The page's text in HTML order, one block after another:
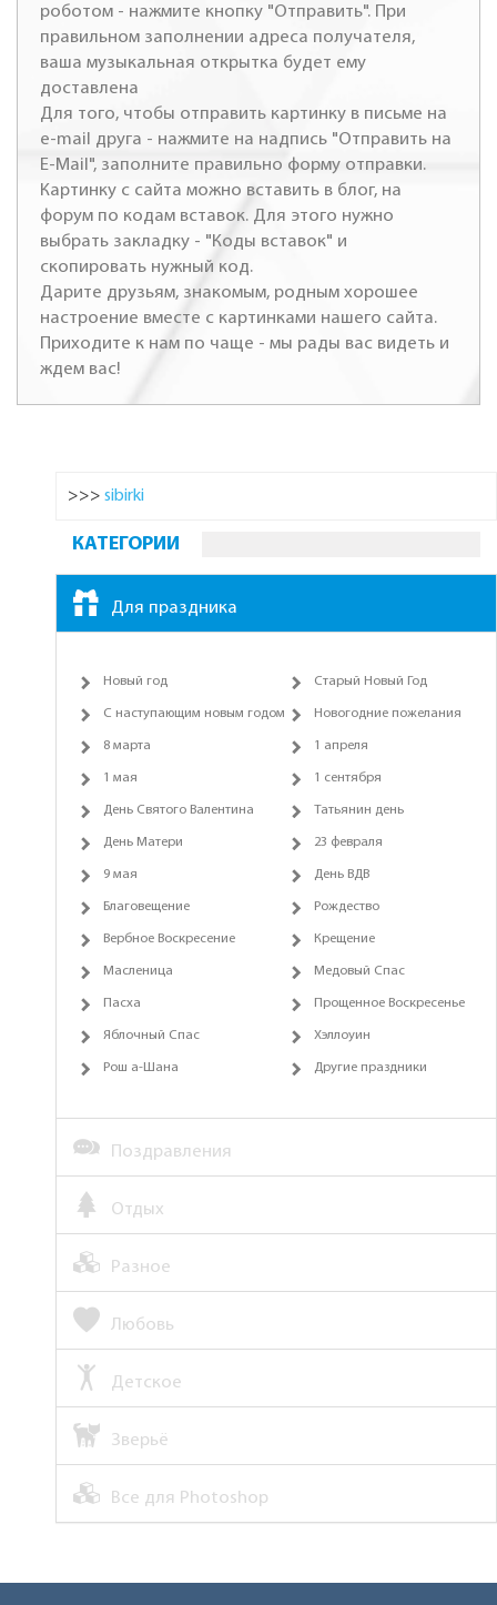
роботом - нажмите кнопку "Отправить". При
правильном заполнении адреса получателя,
ваша музыкальная открытка будет ему
доставлена
Для того, чтобы отправить картинку в письме на
e-mail друга - нажмите на надпись "Отправить на
E-Mail", заполните правильно форму отправки.
Картинку с сайта можно вставить в блог, на
форум по кодам вставок. Для этого нужно
выбрать закладку - "Коды вставок" и
скопировать нужный код.
Дарите друзьям, знакомым, родным хорошее
настроение вместе с картинками нашего сайта.
Приходите к нам по чаще - мы рады вас видеть и
ждем вас!
>>> sibirki
КАТЕГОРИИ
Для праздника
Новый год Старый Новый Год
С наступающим новым годом Новогодние пожелания
8 марта 1 апреля
1 мая 1 сентября
День Святого Валентина Татьянин день
День Матери 23 февраля
9 мая День ВДВ
Благовещение Рождество
Вербное Воскресение Крещение
Масленица Медовый Спас
Пасха Прощенное Воскресенье
Яблочный Спас Хэллоуин
Рош а-Шана Другие праздники
Поздравления
Отдых
Разное
Любовь
Детское
Зверьё
Все для Photoshop